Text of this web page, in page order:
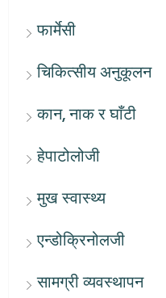
फार्मेसी
चिकित्सीय अनुकूलन
कान, नाक र घाँटी
हेपाटोलोजी
मुख स्वास्थ्य
एन्डोक्रिनोलजी
सामग्री व्यवस्थापन